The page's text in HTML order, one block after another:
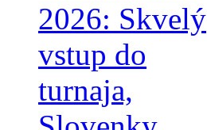
2026: Skvelý
vstup do
turnaja,